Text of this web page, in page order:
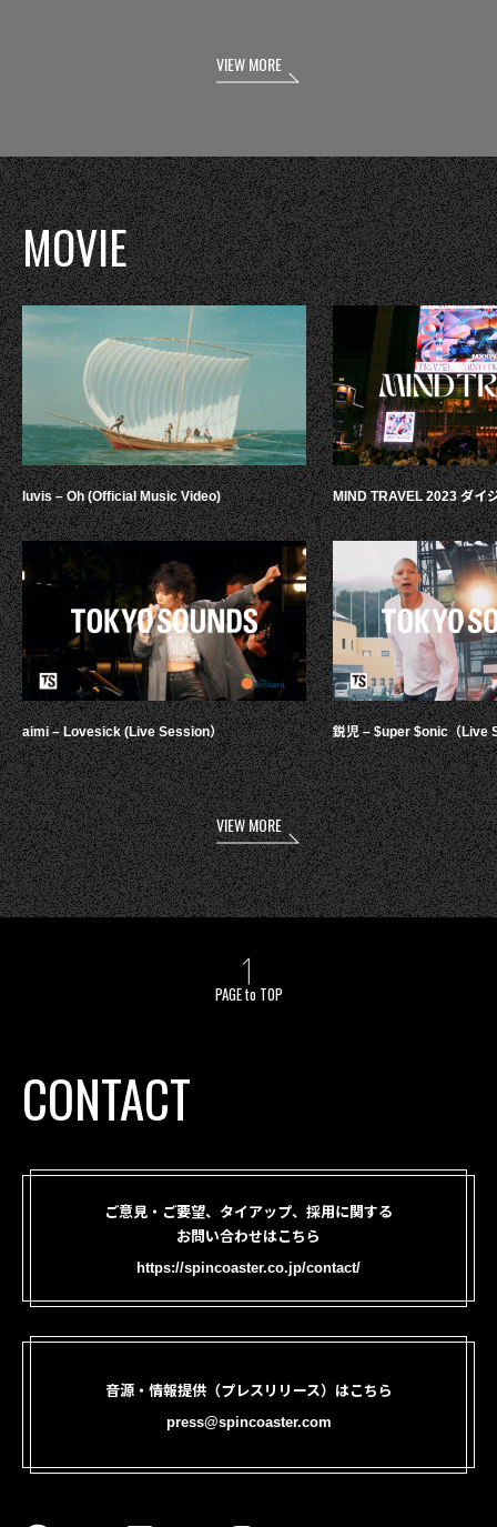
VIEW MORE
MOVIE
luvis – Oh (Official Music Video)
aimi – Lovesick (Live Session）
MIND TRAVEL 2023 ダイ
鋭児 – $uper $onic（Live
VIEW MORE
PAGE to TOP
CONTACT
ご意見・ご要望、タイアップ、採用に関する
お問い合わせはこちら
https://spincoaster.co.jp/contact/
音源・情報提供（プレスリリース）はこちら
press@spincoaster.com